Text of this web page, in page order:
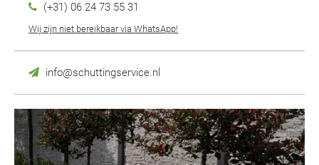
(+31) 06 24 73 55 31
Wij zijn niet bereikbaar via WhatsApp!
info@schuttingservice.nl